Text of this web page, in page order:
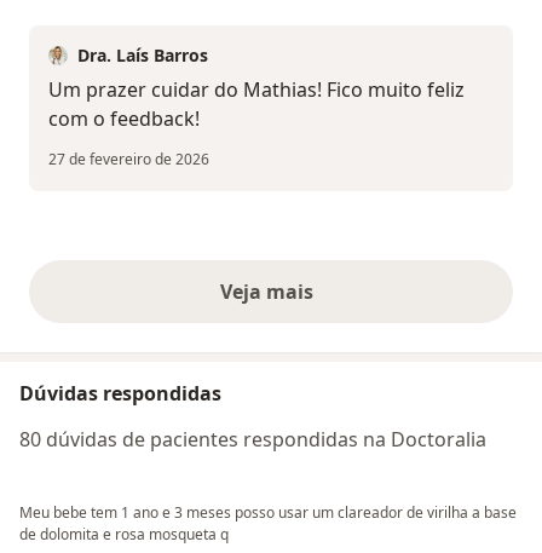
Dra. Laís Barros
Um prazer cuidar do Mathias! Fico muito feliz
com o feedback!
27 de fevereiro de 2026
Veja maisopiniões acima
Dúvidas respondidas
80 dúvidas de pacientes respondidas na Doctoralia
Meu bebe tem 1 ano e 3 meses posso usar um clareador de virilha a base
de dolomita e rosa mosqueta q